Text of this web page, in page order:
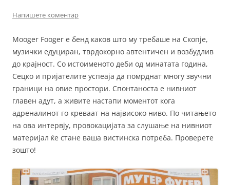
Напишете коментар
Mooger Fooger е бенд каков што му требаше на Скопје,
музички едуциран, тврдокорно автентичен и возбудлив
до крајност. Со истоименото деби од минатата година,
Сецко и пријателите успеаја да помрднат многу звучни
граници на овие простори. Спонтаноста е нивниот
главен адут, а живите настапи моментот кога
адреналинот го креваат на највисоко ниво. По читањето
на ова интервју, провокацијата за слушање на нивниот
материјал ќе стане ваша вистинска потреба. Проверете
зошто!